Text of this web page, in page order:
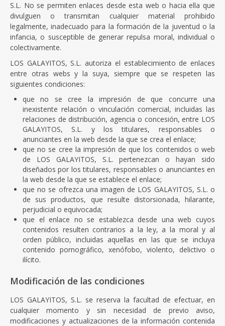
S.L. No se permiten enlaces desde esta web o hacia ella que
divulguen o transmitan cualquier material prohibido
legalmente, inadecuado para la formación de la juventud o la
infancia, o susceptible de generar repulsa moral, individual o
colectivamente.
LOS GALAYITOS, S.L. autoriza el establecimiento de enlaces
entre otras webs y la suya, siempre que se respeten las
siguientes condiciones:
que no se cree la impresión de que concurre una
inexistente relación o vinculación comercial, incluidas las
relaciones de distribución, agencia o concesión, entre LOS
GALAYITOS, S.L. y los titulares, responsables o
anunciantes en la web desde la que se crea el enlace;
que no se cree la impresión de que los contenidos o web
de LOS GALAYITOS, S.L. pertenezcan o hayan sido
diseñados por los titulares, responsables o anunciantes en
la web desde la que se establece el enlace;
que no se ofrezca una imagen de LOS GALAYITOS, S.L. o
de sus productos, que resulte distorsionada, hilarante,
perjudicial o equivocada;
que el enlace no se establezca desde una web cuyos
contenidos resulten contrarios a la ley, a la moral y al
orden público, incluidas aquellas en las que se incluya
contenido pornográfico, xenófobo, violento, delictivo o
ilícito.
Modificación de las condiciones
LOS GALAYITOS, S.L. se reserva la facultad de efectuar, en
cualquier momento y sin necesidad de previo aviso,
modificaciones y actualizaciones de la información contenida